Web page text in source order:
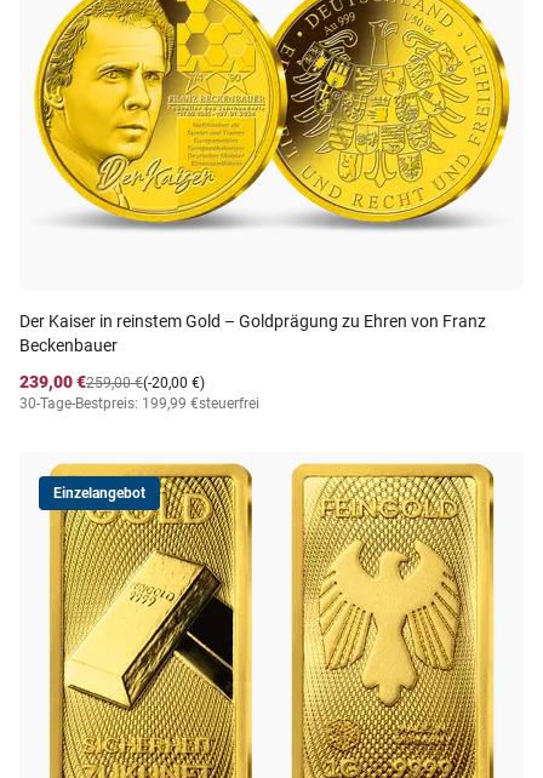
Der Kaiser in reinstem Gold – Goldprägung zu Ehren von Franz
Beckenbauer
239,00 €
(-20,00 €)
259,00 €
30-Tage-Bestpreis: 199,99 €steuerfrei
Einzelangebot